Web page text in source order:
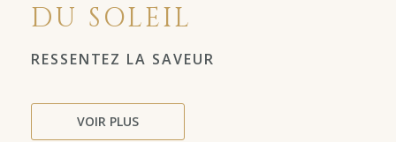
DU SOLEIL
RESSENTEZ LA SAVEUR
VOIR PLUS